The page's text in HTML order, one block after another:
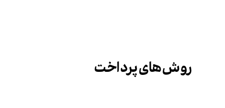
روش های پرداخت